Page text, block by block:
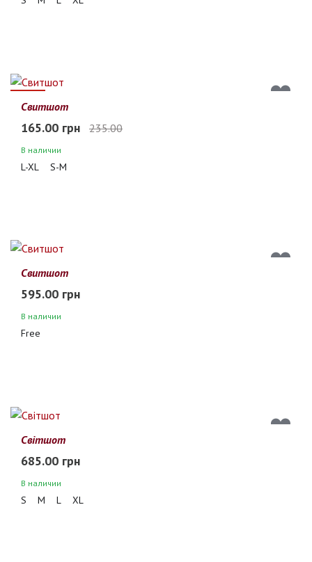
30%
Свитшот
165.00 грн 235.00
В наличии
L-XL S-M
Свитшот
595.00 грн
В наличии
Free
Світшот
685.00 грн
В наличии
S M L XL